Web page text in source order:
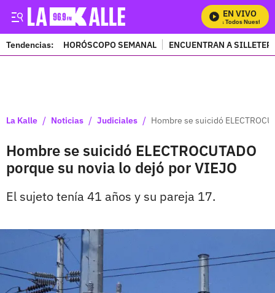
EN VIVO
Mira Todos Nuestros
Tendencias: HORÓSCOPO SEMANAL ENCUENTRAN A
La Kalle / Noticias / Judiciales / Hombre se suicidó
Hombre se suicidó ELECTROCUTADO
porque su novia lo dejó por VIEJO
El sujeto tenía 41 años y su pareja 17.